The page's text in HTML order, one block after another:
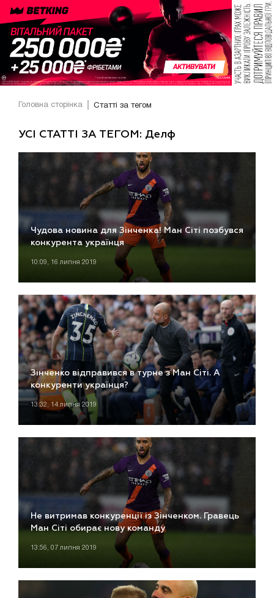
Головна сторінка Статті за тегом
УСІ СТАТТІ ЗА ТЕГОМ: Делф
Чудова новина для Зінченка! Ман Сіті позбувся
конкурента українця
10:09, 16 липня 2019
Зінченко відправився в турне з Ман Сіті. А
конкуренти українця?
13:32, 14 липня 2019
Не витримав конкуренції із Зінченком. Гравець
Ман Сіті обирає нову команду
13:56, 07 липня 2019